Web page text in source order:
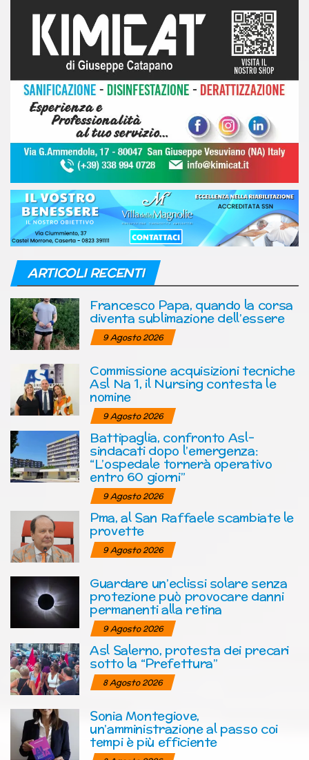
ARTICOLI RECENTI
Francesco Papa, quando la corsa
diventa sublimazione dell’essere
9 Agosto 2026
Commissione acquisizioni tecniche
Asl Na 1, il Nursing contesta le
nomine
9 Agosto 2026
Battipaglia, confronto Asl-
sindacati dopo l’emergenza:
“L’ospedale tornerà operativo
entro 60 giorni”
9 Agosto 2026
Pma, al San Raffaele scambiate le
provette
9 Agosto 2026
Guardare un’eclissi solare senza
protezione può provocare danni
permanenti alla retina
9 Agosto 2026
Asl Salerno, protesta dei precari
sotto la “Prefettura”
8 Agosto 2026
Sonia Montegiove,
un’amministrazione al passo coi
tempi è più efficiente